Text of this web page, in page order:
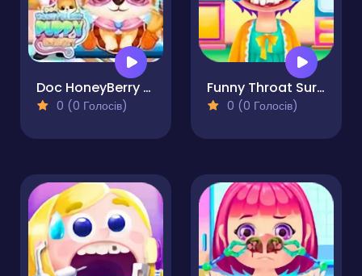
Doc HoneyBerry Puppy Surgery
0 (0 Голосів)
Funny Throat Surgery
0 (0 Голосів)